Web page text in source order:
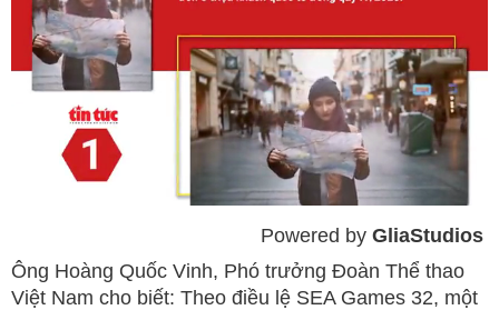
Powered by GliaStudios
Ông Hoàng Quốc Vinh, Phó trưởng Đoàn Thể thao
Việt Nam cho biết: Theo điều lệ SEA Games 32, một